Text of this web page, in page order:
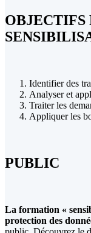
OBJECTIFS
Identifier des
Analyser et
Traiter les
Appliquer les
PUBLIC
La formation «
protection des